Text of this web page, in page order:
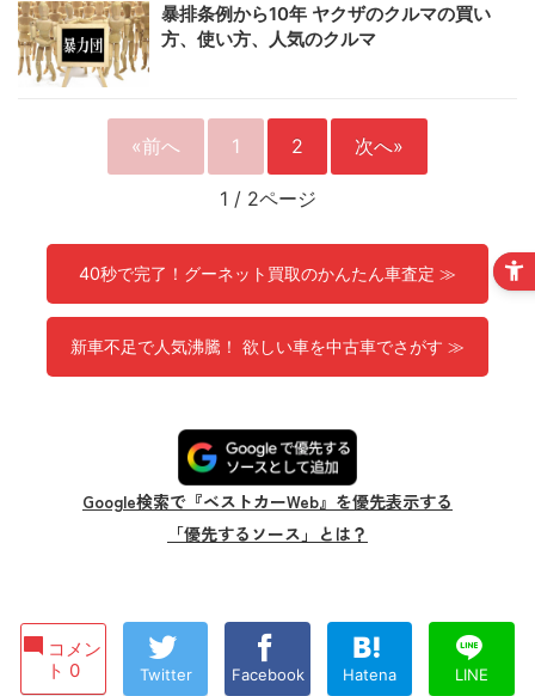
暴排条例から10年 ヤクザのクルマの買い
方、使い方、人気のクルマ
«前へ 1 2 次へ»
1 / 2ページ
40秒で完了！グーネット買取のかんたん車査定 ≫
新車不足で人気沸騰！ 欲しい車を中古車でさがす ≫
Google検索で『ベストカーWeb』を優先表示する
「優先するソース」とは？
コメン
ト 0
Twitter Facebook Hatena LINE